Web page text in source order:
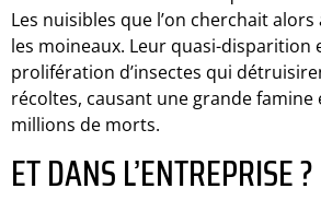
Les nuisibles que l’on cherchait
les moineaux. Leur quasi-disparition
prolifération d’insectes qui
récoltes, causant une grande famine
millions de morts.
ET DANS L’ENTREPRISE ?